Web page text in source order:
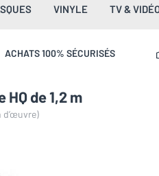
VINYLE TV &
ACHATS 100% SÉCURISÉS
de 1,2 m
d’œuvre)